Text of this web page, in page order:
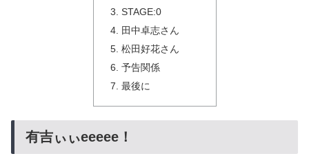
STAGE:0
田中卓志さん
松田好花さん
予告関係
最後に
有吉ぃぃeeeee！